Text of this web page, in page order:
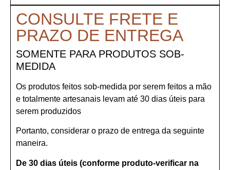
CONSULTE FRETE E
PRAZO DE ENTREGA
SOMENTE PARA PRODUTOS SOB-
MEDIDA
Os produtos feitos sob-medida por serem feitos a mão
e totalmente artesanais levam até 30 dias úteis para
serem produzidos
Portanto, considerar o prazo de entrega da seguinte
maneira.
De 30 dias úteis (conforme produto-verificar na